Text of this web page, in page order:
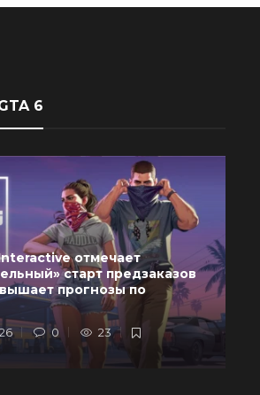
6
отмечает
старт предзаказов
прогнозы по
0 23